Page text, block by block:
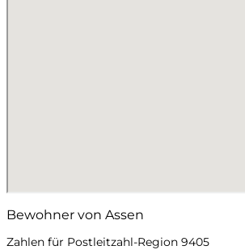
Bewohner von Assen
Zahlen für Postleitzahl-Region 9405